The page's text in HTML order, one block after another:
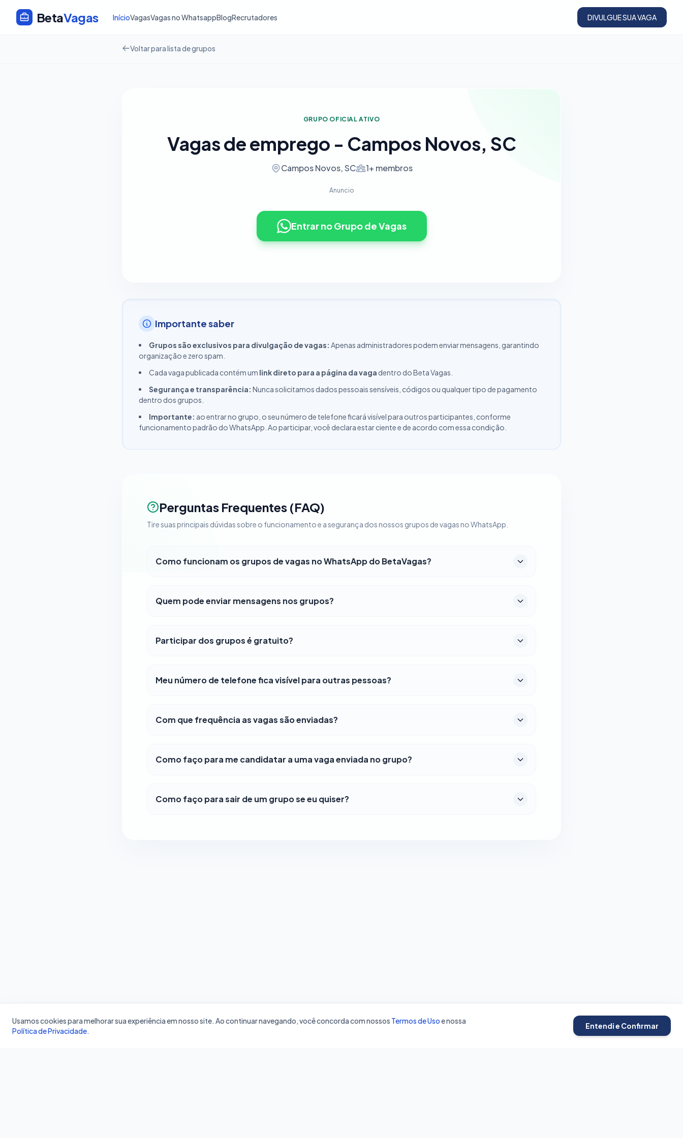
BetaVagas InícioVagasVagas no WhatsappBlogRecrutadores DIVULGUE SUA VAGA
Voltar para lista de grupos
GRUPO OFICIAL ATIVO
Vagas de emprego - Campos Novos, SC
Campos Novos, SC 1+ membros
Anuncio
Entrar no Grupo de Vagas
Importante saber
Grupos são exclusivos para divulgação de vagas: Apenas administradores podem enviar mensagens, garantindo
organização e zero spam.
Cada vaga publicada contém um link direto para a página da vaga dentro do Beta Vagas.
Segurança e transparência: Nunca solicitamos dados pessoais sensíveis, códigos ou qualquer tipo de pagamento
dentro dos grupos.
Importante: ao entrar no grupo, o seu número de telefone ficará visível para outros participantes, conforme
funcionamento padrão do WhatsApp. Ao participar, você declara estar ciente e de acordo com essa condição.
Perguntas Frequentes (FAQ)
Tire suas principais dúvidas sobre o funcionamento e a segurança dos nossos grupos de vagas no WhatsApp.
Como funcionam os grupos de vagas no WhatsApp do BetaVagas?
Quem pode enviar mensagens nos grupos?
Participar dos grupos é gratuito?
Meu número de telefone fica visível para outras pessoas?
Com que frequência as vagas são enviadas?
Como faço para me candidatar a uma vaga enviada no grupo?
Como faço para sair de um grupo se eu quiser?
Usamos cookies para melhorar sua experiência em nosso site. Ao continuar navegando, você concorda com nossos Termos de Usoe nossa
Política de Privacidade.
Entendi e Confirmar